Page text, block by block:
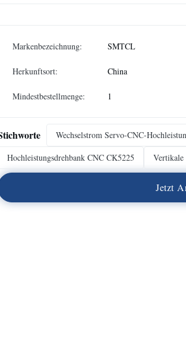
Markenbezeichnung: SMTCL
Herkunftsort: China
Mindestbestellmenge: 1
Wechselstrom Servo-CNC-
Hochleistungsdrehbank CNC CK5225
Vertikale
Jetzt A